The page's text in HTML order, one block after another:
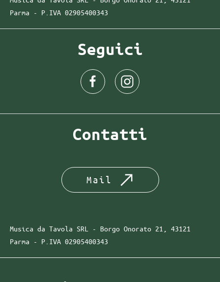
Parma - P.IVA 02905400343
Seguici
Contatti
Mail
Musica da Tavola SRL - Borgo Onorato 21, 43121
Parma - P.IVA 02905400343